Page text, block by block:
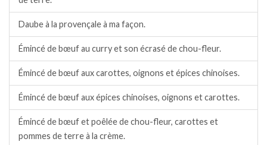
Daube à la provençale à ma façon.
Émincé de bœuf au curry et son écrasé de chou-fleur.
Émincé de bœuf aux carottes, oignons et épices chinoises.
Émincé de bœuf aux épices chinoises, oignons et carottes.
Émincé de bœuf et poêlée de chou-fleur, carottes et
pommes de terre à la crème.